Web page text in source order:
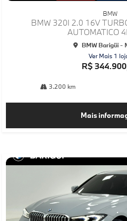
BMW
BMW 320I 2.0 16V
AUTOMATICO
BMW Barigüi -
Ver Mais 1
R$
3.200 km
Mais